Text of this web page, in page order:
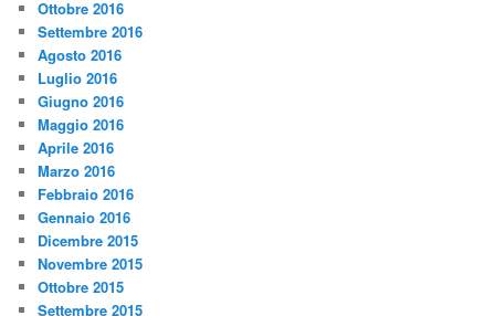
Ottobre 2016
Settembre 2016
Agosto 2016
Luglio 2016
Giugno 2016
Maggio 2016
Aprile 2016
Marzo 2016
Febbraio 2016
Gennaio 2016
Dicembre 2015
Novembre 2015
Ottobre 2015
Settembre 2015